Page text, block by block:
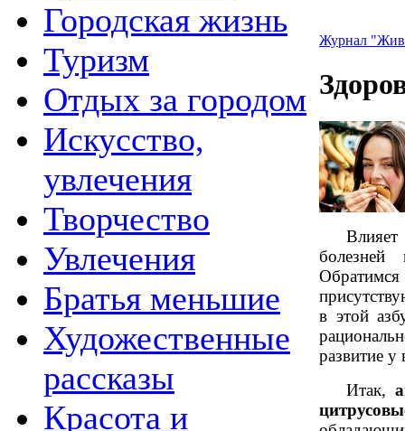
Городская жизнь
Туризм
Отдых за городом
Искусство,
увлечения
Творчество
Увлечения
Братья меньшие
Художественные
рассказы
Красота и
Журнал
в этой
развитие у
Итак,